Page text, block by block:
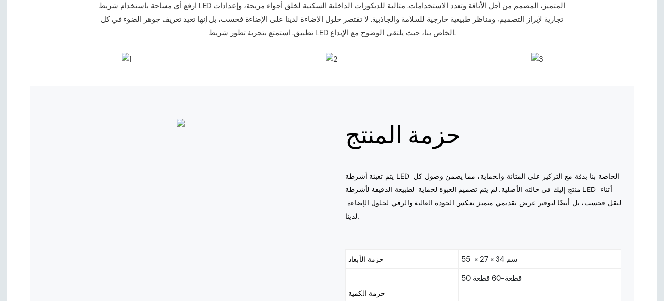
ارفع أي مساحة باستخدام شريط LED المتميز، المصمم من أجل الأناقة وتعدد الاستخدامات. مثالية للديكورات الداخلية السكنية لخلق أجواء مريحة، وإعدادات
تجارية لإبراز التصميم، ومناظر طبيعية خارجية للسلامة والجاذبية. لا تقتصر حلول الإضاءة لدينا على الإضاءة فحسب، بل إنها تعيد تعريف جوهر الضوء في كل
تطبيق. استمتع بتجربة تطور شريط LED الخاص بنا، حيث يلتقي الوضوح مع الإبداع.
حزمة المنتج
يتم تعبئة أشرطة LED الخاصة بنا بدقة مع التركيز على المتانة والحماية، مما يضمن وصول كل
منتج إليك في حالته الأصلية. لم يتم تصميم العبوة لحماية الطبيعة الدقيقة لأشرطة LED أثناء
حزمة الأبعاد 55 × 27 × 34 سم
50 قطعة-60 قطعة